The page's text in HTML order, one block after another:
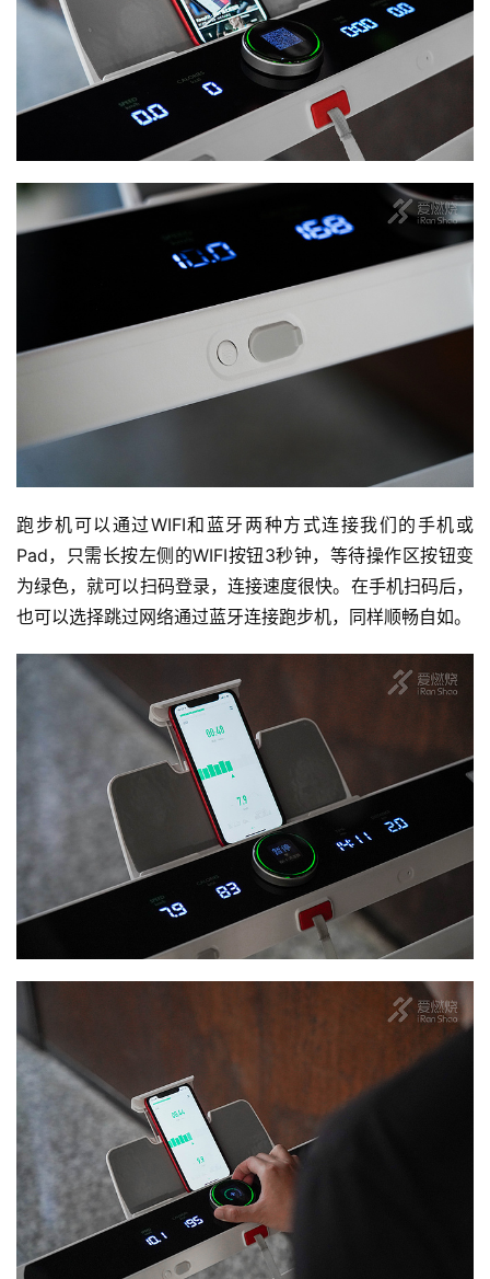
练
视
精
运
跑步机可以通过WIFI和蓝牙两种方式连接我们的手机或
Pad，只需长按左侧的WIFI按钮3秒钟，等待操作区按钮变
为绿色，就可以扫码登录，连接速度很快。在手机扫码后，
也可以选择跳过网络通过蓝牙连接跑步机，同样顺畅自如。